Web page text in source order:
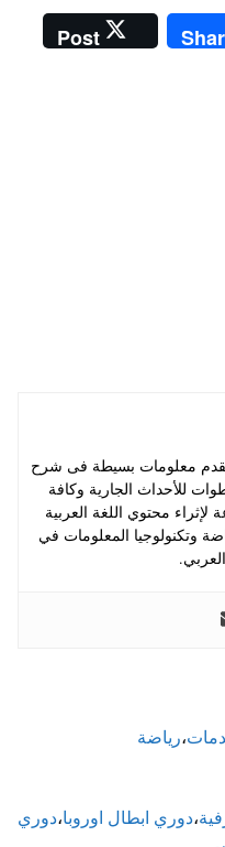
Post
معلومات بسيطة فى شرح
للأحداث الجارية وكافة
لإثراء محتوي اللغة العربية
وتكنولوجيا المعلومات في
،رياضة
،دوري ابطال اوروبا،دوري